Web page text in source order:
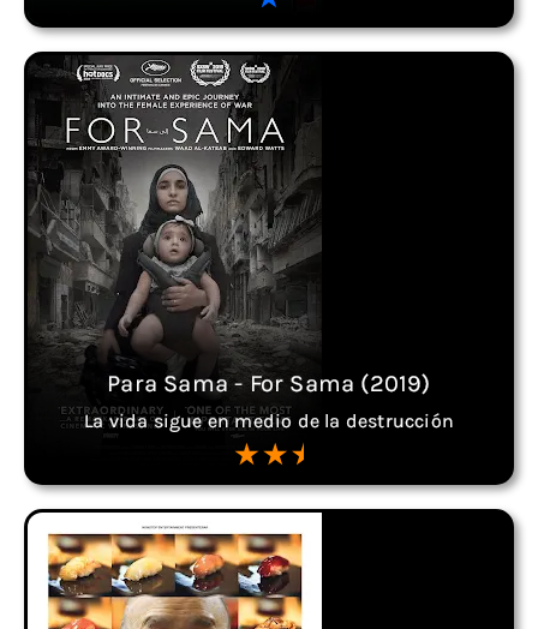
Para Sama - For Sama (2019)
La vida sigue en medio de la destrucción